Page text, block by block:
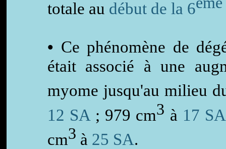
totale au début de la 6
• Ce phénomène de
était associé à une
myome jusqu'au milieu
12 SA ; 979 cm3 à 17 SA
cm3 à 25 SA.